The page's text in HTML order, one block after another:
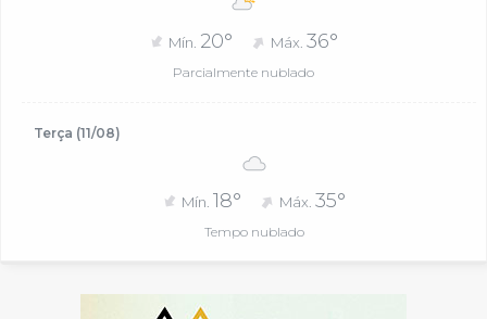
Mín. 20° Máx. 36°
Parcialmente nublado
Terça (11/08)
Mín. 18° Máx.35°
Tempo nublado